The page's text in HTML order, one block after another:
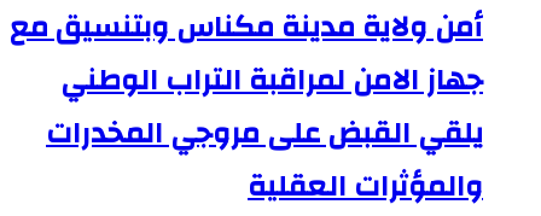
أمن ولاية مدينة مكناس وبتنسيق مع
جهاز الامن لمراقبة التراب الوطني
يلقي القبض على مروجي المخدرات
والمؤثرات العقلية